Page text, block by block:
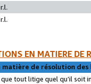
EN MATIERE DE
matière de résolution
que tout litige quel qu’il soit